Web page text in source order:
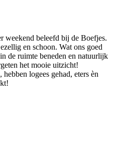
weekend beleefd bij de Boefjes.
en schoon. Wat ons goed
de ruimte beneden en natuurlijk
het mooie uitzicht!
logees gehad, eters èn